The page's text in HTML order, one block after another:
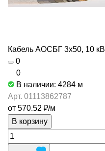
Кабель АОСБГ 3х50, 10 кВ
0
0
В наличии: 4284 м
Арт. 01113862787
от 570.52 ₽/м
В корзину